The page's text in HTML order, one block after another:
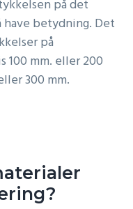
på det
have betydning. Det
på
100 mm. eller 200
300 mm.